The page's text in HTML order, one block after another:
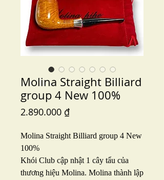
Molina Straight Billiard
group 4 New 100%
2.890.000 ₫Price
Molina Straight Billiard group 4 New
100%
Khói Club cập nhật 1 cây tẩu của
thương hiệu Molina. Molina thành lập